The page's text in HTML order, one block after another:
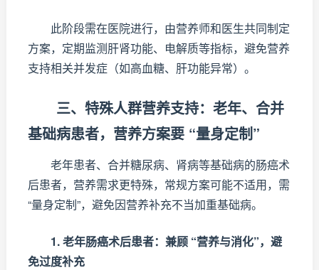
此阶段需在医院进行，由营养师和医生共同制定
方案，定期监测肝肾功能、电解质等指标，避免营养
支持相关并发症（如高血糖、肝功能异常）。
三、特殊人群营养支持：老年、合并
基础病患者，营养方案要 “量身定制”
老年患者、合并糖尿病、肾病等基础病的肠癌术
后患者，营养需求更特殊，常规方案可能不适用，需
“量身定制”，避免因营养补充不当加重基础病。
1. 老年肠癌术后患者：兼顾 “营养与消化”，避
免过度补充